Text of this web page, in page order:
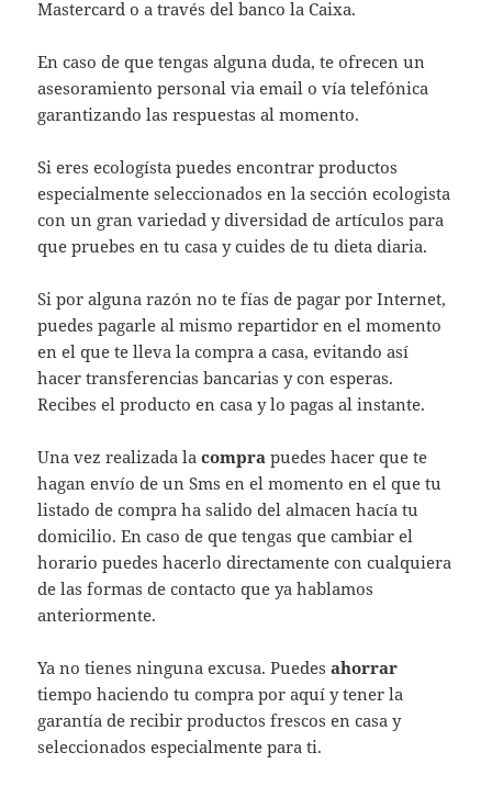
Mastercard o a través del banco la Caixa.
En caso de que tengas alguna duda, te ofrecen un
asesoramiento personal via email o vía telefónica
garantizando las respuestas al momento.
Si eres ecologísta puedes encontrar productos
especialmente seleccionados en la sección ecologista
con un gran variedad y diversidad de artículos para
que pruebes en tu casa y cuides de tu dieta diaria.
Si por alguna razón no te fías de pagar por Internet,
puedes pagarle al mismo repartidor en el momento
en el que te lleva la compra a casa, evitando así
hacer transferencias bancarias y con esperas.
Recibes el producto en casa y lo pagas al instante.
Una vez realizada lacompra puedes hacer que te
hagan envío de un Sms en el momento en el que tu
listado de compra ha salido del almacen hacía tu
domicilio. En caso de que tengas que cambiar el
horario puedes hacerlo directamente con cualquiera
de las formas de contacto que ya hablamos
anteriormente.
Ya no tienes ninguna excusa. Puedesahorrar
tiempo haciendo tu compra por aquí y tener la
garantía de recibir productos frescos en casa y
seleccionados especialmente para ti.